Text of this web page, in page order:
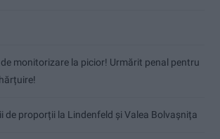
monitorizare la picior! Urmărit penal pentru
de proporții la Lindenfeld și Valea Bolvașnița